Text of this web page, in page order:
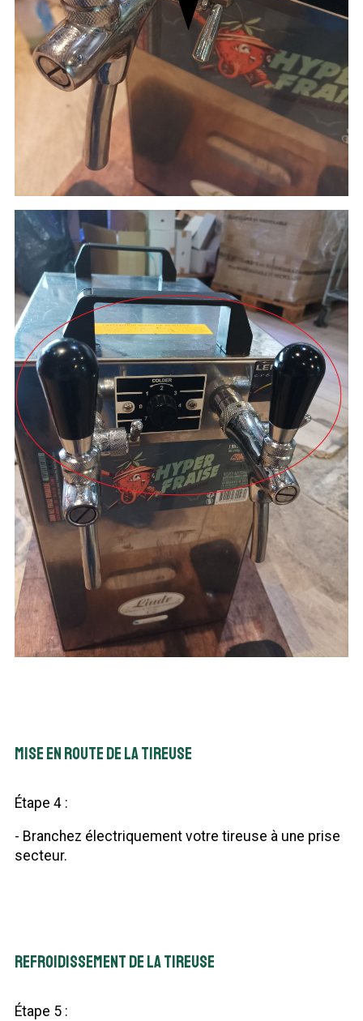
Mise en route de la tireuse
Étape 4 :
- Branchez électriquement votre tireuse à une prise
secteur.
Refroidissement de la tireuse
Étape 5 :